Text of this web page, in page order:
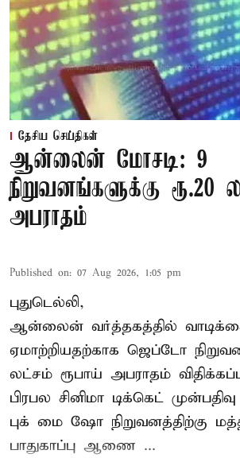
தேசிய செய்திகள்
ஆன்லைன் மோசடி: 9
நிறுவனங்களுக்கு ரூ.20
அபராதம்
Published on: 07 Aug 2026, 1:05 pm
புதுடெல்லி,
ஆன்லைன் வர்த்தகத்தில்
ஏமாற்றியதற்காக ஜெப்டோ
லட்சம் ரூபாய் அபராதம்
பிரபல சினிமா டிக்கெட்
புக் மை ஷோ நிறுவனத்திற்கு
பாதுகாப்பு ஆணை ...